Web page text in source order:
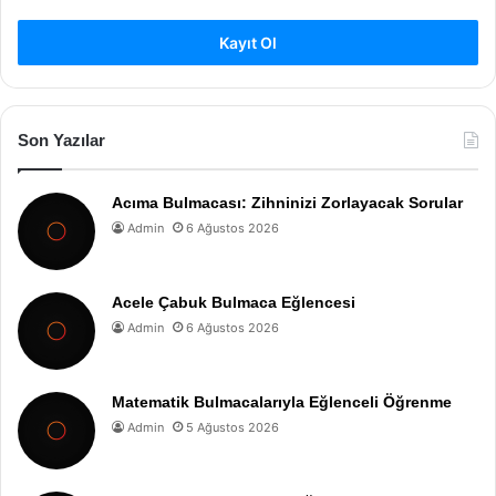
Kayıt Ol
Son Yazılar
Acıma Bulmacası: Zihninizi Zorlayacak Sorular
Admin 6 Ağustos 2026
Acele Çabuk Bulmaca Eğlencesi
Admin 6 Ağustos 2026
Matematik Bulmacalarıyla Eğlenceli Öğrenme
Admin 5 Ağustos 2026